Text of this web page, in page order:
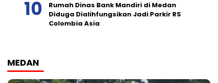
Rumah Dinas Bank Mandiri di Medan
Diduga Dialihfungsikan Jadi Parkir RS
Colombia Asia
MEDAN